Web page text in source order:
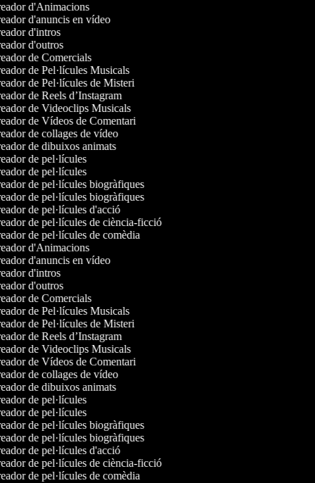
d'Animacions
d'anuncis en vídeo
d'intros
d'outros
de Comercials
de Pel·lícules Musicals
de Pel·lícules de Misteri
de Reels d’Instagram
de Videoclips Musicals
de Vídeos de Comentari
de collages de vídeo
de dibuixos animats
de pel·lícules
de pel·lícules
de pel·lícules biogràfiques
de pel·lícules biogràfiques
de pel·lícules d'acció
de pel·lícules de ciència-ficció
de pel·lícules de comèdia
d'Animacions
d'anuncis en vídeo
d'intros
d'outros
de Comercials
de Pel·lícules Musicals
de Pel·lícules de Misteri
de Reels d’Instagram
de Videoclips Musicals
de Vídeos de Comentari
de collages de vídeo
de dibuixos animats
de pel·lícules
de pel·lícules
de pel·lícules biogràfiques
de pel·lícules biogràfiques
de pel·lícules d'acció
de pel·lícules de ciència-ficció
de pel·lícules de comèdia